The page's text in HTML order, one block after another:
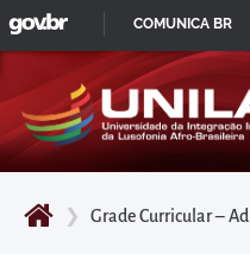
Pular
para
início
do
principal
❯ Grade Curricular –
GOVBR
COMUNICA BR